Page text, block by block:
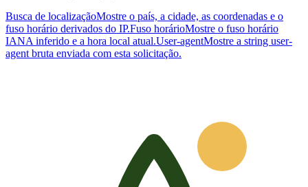
Busca de localizaçãoMostre o país, a cidade, as coordenadas e o
fuso horário derivados do IP.Fuso horárioMostre o fuso horário
IANA inferido e a hora local atual.User-agentMostre a string user-
agent bruta enviada com esta solicitação.